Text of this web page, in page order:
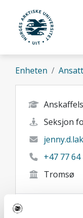
Gå til hovedinnhold
UiT Norges
Enheten
Seksjon
+47 77 64
Tromsø